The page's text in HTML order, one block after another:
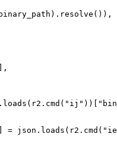
"ij" ))[
= json.loads(r2.cmd(